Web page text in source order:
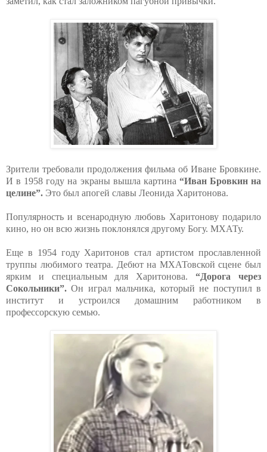
Зрители требовали продолжения фильма об Иване Бровкине.
И в 1958 году на экраны вышла картина “Иван Бровкин на
целине”. Это был апогей славы Леонида Харитонова.
Популярность и всенародную любовь Харитонову подарило
кино, но он всю жизнь поклонялся другому Богу. МХАТу.
Еще в 1954 году Харитонов стал артистом прославленной
труппы любимого театра. Дебют на МХАТовской сцене был
ярким и специальным для Харитонова.“Дорога через
Сокольники”. Он играл мальчика, который не поступил в
институт и устроился домашним работником в
профессорскую семью.